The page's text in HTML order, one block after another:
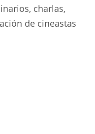
charlas,
de cineastas